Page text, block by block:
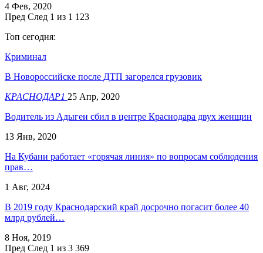
4 Фев, 2020
Пред След 1 из 1 123
Топ сегодня:
Криминал
В Новороссийске после ДТП загорелся грузовик
КРАСНОДАР1 25 Апр, 2020
Водитель из Адыгеи сбил в центре Краснодара двух женщин
13 Янв, 2020
На Кубани работает «горячая линия» по вопросам соблюдения
прав…
1 Авг, 2024
В 2019 году Краснодарский край досрочно погасит более 40
млрд рублей…
8 Ноя, 2019
Пред След 1 из 3 369